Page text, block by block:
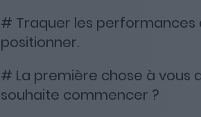
# Traquer les performances
positionner.
# La première chose à vous
souhaite commencer ?